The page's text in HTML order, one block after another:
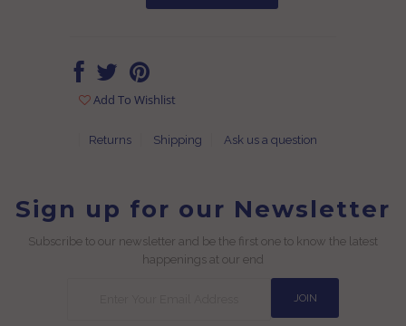
Add To Wishlist
Returns Shipping Ask us a question
Sign up for our Newsletter
Subscribe to our newsletter and be the first one to know the latest
happenings at our end